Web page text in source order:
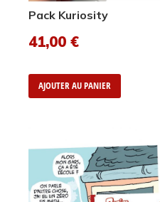
Pack Kuriosity
41,00 €
AJOUTER AU PANIER